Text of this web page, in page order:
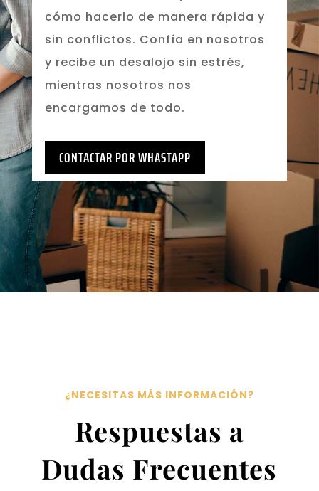
cómo hacerlo de manera rápida y
sin conflictos. Confía en nosotros
y recibe un desalojo sin estrés,
mientras nosotros nos
encargamos de todo.
CONTACTAR POR WHASTAPP
¿NECESITAS MÁS INFORMACIÓN?
Respuestas a
Dudas Frecuentes